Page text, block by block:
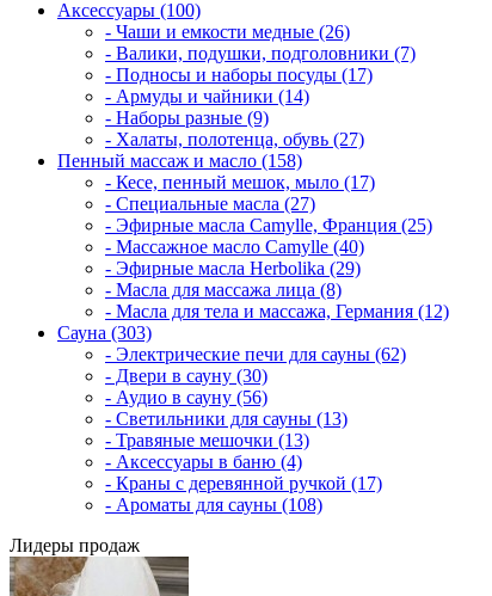
Аксессуары (100)
- Чаши и емкости медные (26)
- Валики, подушки, подголовники (7)
- Подносы и наборы посуды (17)
- Армуды и чайники (14)
- Наборы разные (9)
- Халаты, полотенца, обувь (27)
Пенный массаж и масло (158)
- Кесе, пенный мешок, мыло (17)
- Специальные масла (27)
- Эфирные масла Camylle, Франция (25)
- Массажное масло Camylle (40)
- Эфирные масла Herbolika (29)
- Масла для массажа лица (8)
- Масла для тела и массажа, Германия (12)
Сауна (303)
- Электрические печи для сауны (62)
- Двери в сауну (30)
- Аудио в сауну (56)
- Светильники для сауны (13)
- Травяные мешочки (13)
- Аксессуары в баню (4)
- Краны с деревянной ручкой (17)
- Ароматы для сауны (108)
Лидеры продаж